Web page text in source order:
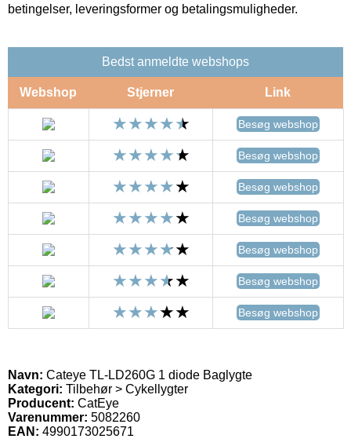
betingelser, leveringsformer og betalingsmuligheder.
Bedst anmeldte webshops
Webshop Stjerner Link
Besøg webshop
Besøg webshop
Besøg webshop
Besøg webshop
Besøg webshop
Besøg webshop
Besøg webshop
Navn: Cateye TL-LD260G 1 diode Baglygte
Kategori: Tilbehør > Cykellygter
Producent: CatEye
Varenummer: 5082260
EAN: 4990173025671